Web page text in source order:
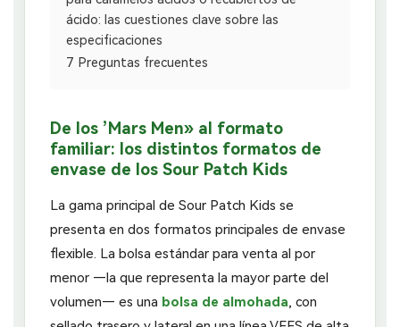
ácido: las cuestiones clave sobre las
especificaciones
7 Preguntas frecuentes
De los ’Mars Men» al formato
familiar: los distintos formatos de
envase de los Sour Patch Kids
La gama principal de Sour Patch Kids se
presenta en dos formatos principales de envase
flexible. La bolsa estándar para venta al por
menor —la que representa la mayor parte del
volumen— es una bolsa de almohada, con